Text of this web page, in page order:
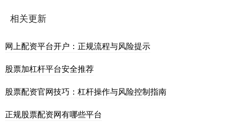
相关更新
网上配资平台开户：正规流程与风险提示
股票加杠杆平台安全推荐
股票配资官网技巧：杠杆操作与风险控制指南
正规股票配资网有哪些平台